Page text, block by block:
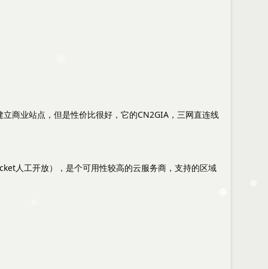
商业站点，但是性价比很好，它的CN2GIA，三网直连线
人工开放），是个可用性较高的云服务商，支持的区域